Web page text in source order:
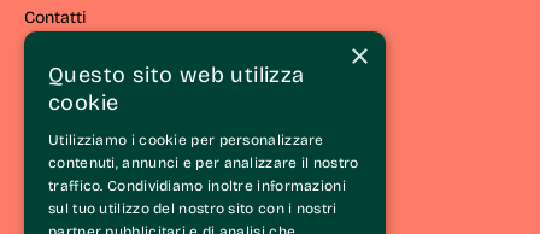
Contatti
VIVERE EL LANGHE
Vivi la strada
Eventi e iniziative
Esperienze
Itinerari
Wine Tasting Experience®
×
Questo sito web utilizza
cookie
Utilizziamo i cookie per personalizzare
contenuti, annunci e per analizzare il nostro
traffico. Condividiamo inoltre informazioni
sul tuo utilizzo del nostro sito con i nostri